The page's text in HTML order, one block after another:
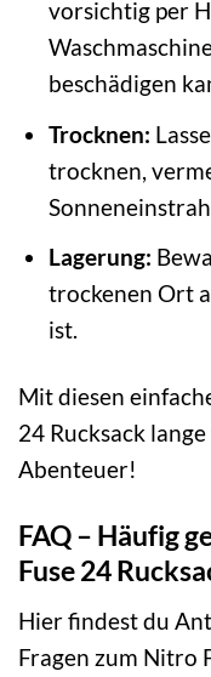
vorsichtig per
beschädigen
Trocknen:
trocknen,
Lagerung:
trockenen Ort
ist.
Mit diesen
24 Rucksack
Abenteuer!
FAQ – Häufig
Fuse 24
Hier findest du
Fragen zum Nitro